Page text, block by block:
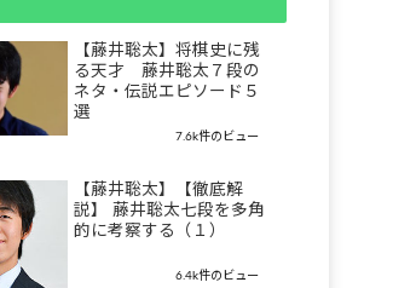
【藤井聡太】将棋史に残
る天才 藤井聡太７段の
ネタ・伝説エピソード５
選
7.6k件のビュー
【藤井聡太】【徹底解
説】 藤井聡太七段を多角
的に考察する（１）
6.4k件のビュー